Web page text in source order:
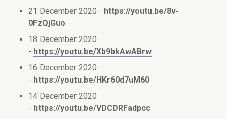
21 December 2020 - https://youtu.be/8v-
0FzQjGuo
18 December 2020
- https://youtu.be/Xb9bkAwABrw
16 December 2020
- https://youtu.be/HKr60d7uM60
14 December 2020
- https://youtu.be/VDCDRFadpcc